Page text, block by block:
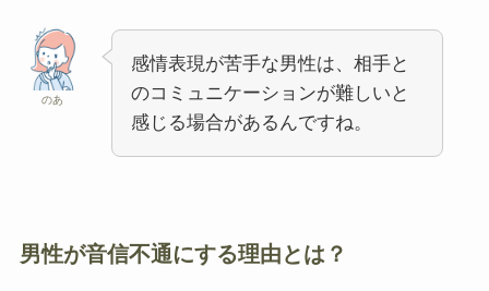
のあ
感情表現が苦手な男性は、相手と
のコミュニケーションが難しいと
感じる場合があるんですね。
男性が音信不通にする理由とは？